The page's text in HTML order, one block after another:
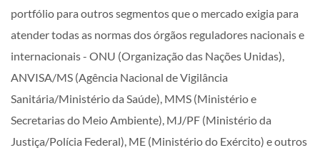
portfólio para outros segmentos que o mercado exigia para
atender todas as normas dos órgãos reguladores nacionais e
internacionais - ONU (Organização das Nações Unidas),
ANVISA/MS (Agência Nacional de Vigilância
Sanitária/Ministério da Saúde), MMS (Ministério e
Secretarias do Meio Ambiente), MJ/PF (Ministério da
Justiça/Polícia Federal), ME (Ministério do Exército) e outros